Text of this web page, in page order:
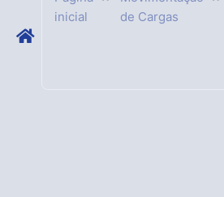
inicial
de Cargas